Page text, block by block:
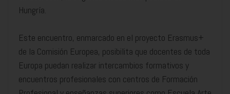
Hungría.
Este encuentro, enmarcado en el proyecto Erasmus+
de la Comisión Europea, posibilita que docentes de toda
Europa puedan realizar intercambios formativos y
encuentros profesionales con centros de Formación